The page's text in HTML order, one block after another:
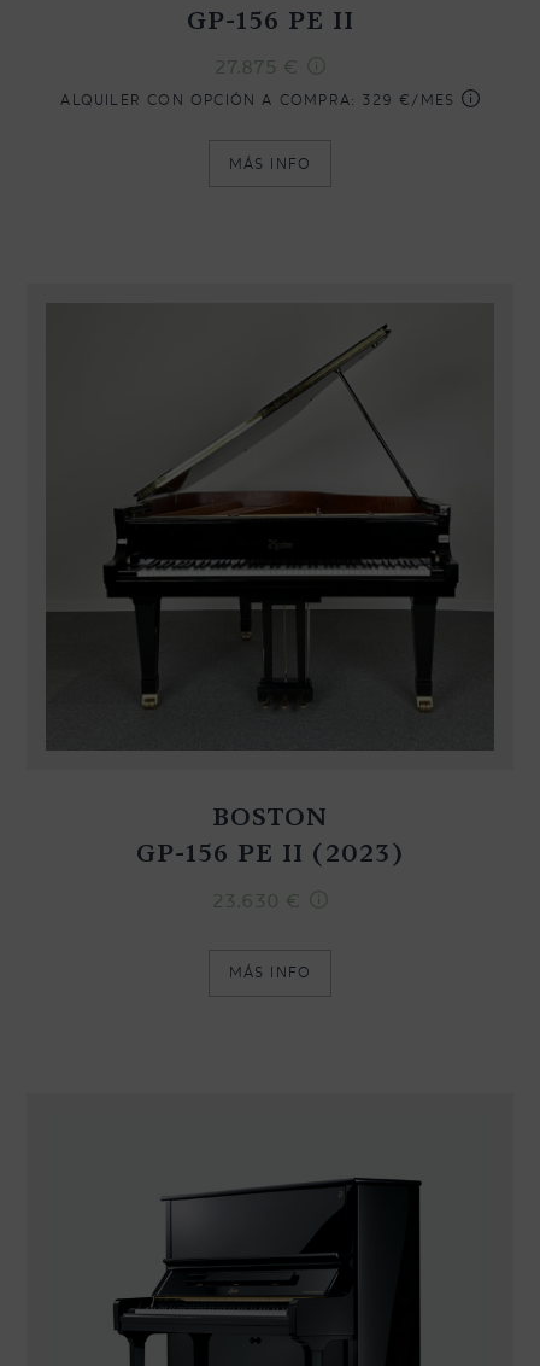
GP-156 PE II
27.875 €
ALQUILER CON OPCIÓN A COMPRA: 329 €/MES
MÁS INFO
BOSTON
GP-156 PE II (2023)
23.630 €
MÁS INFO